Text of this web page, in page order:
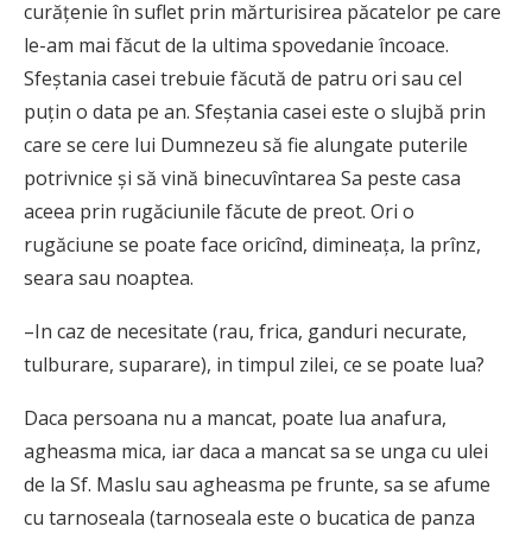
curăţenie în suflet prin mărturisirea păcatelor pe care
le-am mai făcut de la ultima spovedanie încoace.
Sfeştania casei trebuie făcută de patru ori sau cel
puţin o data pe an. Sfeştania casei este o slujbă prin
care se cere lui Dumnezeu să fie alungate puterile
potrivnice şi să vină binecuvîntarea Sa peste casa
aceea prin rugăciunile făcute de preot. Ori o
rugăciune se poate face oricînd, dimineaţa, la prînz,
seara sau noaptea.
–In caz de necesitate (rau, frica, ganduri necurate,
tulburare, suparare), in timpul zilei, ce se poate lua?
Daca persoana nu a mancat, poate lua anafura,
agheasma mica, iar daca a mancat sa se unga cu ulei
de la Sf. Maslu sau agheasma pe frunte, sa se afume
cu tarnoseala (tarnoseala este o bucatica de panza